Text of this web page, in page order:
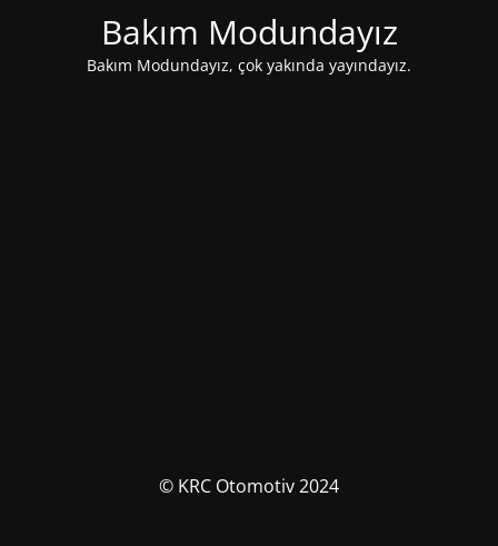
Bakım Modundayız
Bakım Modundayız, çok yakında yayındayız.
© KRC Otomotiv 2024